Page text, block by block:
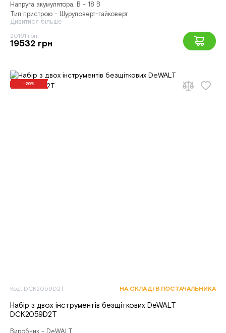
Напруга акумулятора, В - 18 В
Тип пристрою - Шуруповерт-гайковерт
Дивитися більше
20161 грн
19532 грн
-20%
Код: DCK2059D2T НА СКЛАДІ В ПОСТАЧАЛЬНИКА
Набір з двох інструментів безщіткових DeWALT
DCK2059D2T